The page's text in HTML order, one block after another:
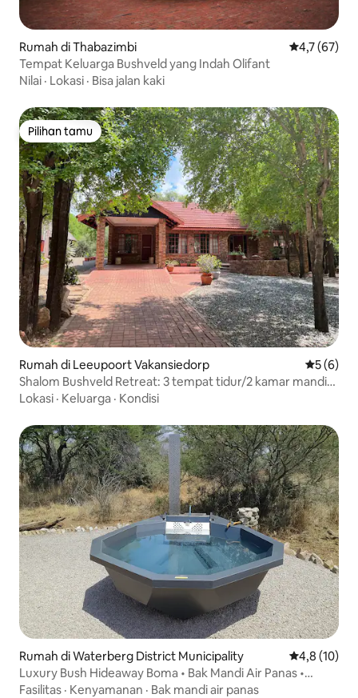
Rumah di Thabazimbi Nilai rata-
4,7 (67)
Tempat Keluarga Bushveld yang Indah Olifant
Nilai · Lokasi · Bisa jalan kaki
Pilihan tamu
Pilihan tamu
Rumah di Leeupoort Vakansiedorp Nilai
5 (6)
Shalom Bushveld Retreat: 3 tempat tidur/2 kamar mandi
yang luas
Lokasi · Keluarga · Kondisi
Rumah di Waterberg District Municipality Nilai rata-
4,8 (10)
Luxury Bush Hideaway Boma • Bak Mandi Air Panas •
Kendaraan Bush
Fasilitas · Kenyamanan · Bak mandi air panas